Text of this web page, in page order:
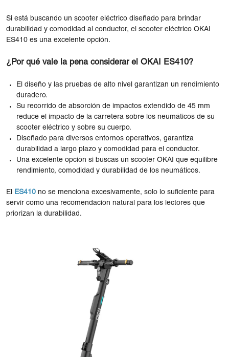
Si está buscando un scooter eléctrico diseñado para brindar
durabilidad y comodidad al conductor, el scooter eléctrico OKAI
ES410 es una excelente opción.
¿Por qué vale la pena considerar el OKAI ES410?
El diseño y las pruebas de alto nivel garantizan un rendimiento
duradero.
Su recorrido de absorción de impactos extendido de 45 mm
reduce el impacto de la carretera sobre los neumáticos de su
scooter eléctrico y sobre su cuerpo.
Diseñado para diversos entornos operativos, garantiza
durabilidad a largo plazo y comodidad para el conductor.
Una excelente opción si buscas un scooter OKAI que equilibre
rendimiento, comodidad y durabilidad de los neumáticos.
El ES410 no se menciona excesivamente, solo lo suficiente para
servir como una recomendación natural para los lectores que
priorizan la durabilidad.